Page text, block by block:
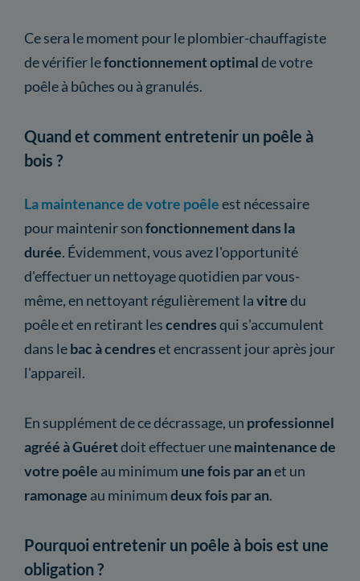
Ce sera le moment pour le plombier-chauffagiste
de vérifier lefonctionnement optimalde votre
poêle à bûches ou à granulés.
Quand et comment entretenir un poêle à
bois ?
La maintenance de votre poêleest nécessaire
pour maintenir sonfonctionnement dans la
durée. Évidemment, vous avez l'opportunité
d'effectuer un nettoyage quotidien par vous-
même, en nettoyant régulièrement lavitredu
poêle et en retirant lescendresqui s'accumulent
dans lebac à cendreset encrassent jour après jour
l'appareil.
En supplément de ce décrassage, un professionnel
agréé à Guéretdoit effectuer unemaintenancede
votre poêle au minimum une fois par anet un
ramonage au minimumdeux fois par an.
Pourquoi entretenir un poêle à bois est une
obligation ?